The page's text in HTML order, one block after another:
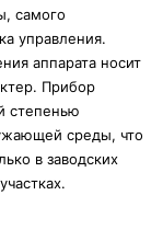
самого
управления.
аппарата носит
Прибор
степенью
среды, что
в заводских